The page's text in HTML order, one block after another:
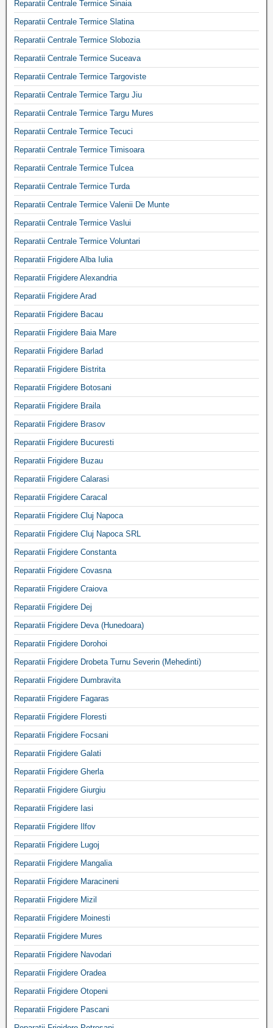
Reparatii Centrale Termice Sinaia
Reparatii Centrale Termice Slatina
Reparatii Centrale Termice Slobozia
Reparatii Centrale Termice Suceava
Reparatii Centrale Termice Targoviste
Reparatii Centrale Termice Targu Jiu
Reparatii Centrale Termice Targu Mures
Reparatii Centrale Termice Tecuci
Reparatii Centrale Termice Timisoara
Reparatii Centrale Termice Tulcea
Reparatii Centrale Termice Turda
Reparatii Centrale Termice Valenii De Munte
Reparatii Centrale Termice Vaslui
Reparatii Centrale Termice Voluntari
Reparatii Frigidere Alba Iulia
Reparatii Frigidere Alexandria
Reparatii Frigidere Arad
Reparatii Frigidere Bacau
Reparatii Frigidere Baia Mare
Reparatii Frigidere Barlad
Reparatii Frigidere Bistrita
Reparatii Frigidere Botosani
Reparatii Frigidere Braila
Reparatii Frigidere Brasov
Reparatii Frigidere Bucuresti
Reparatii Frigidere Buzau
Reparatii Frigidere Calarasi
Reparatii Frigidere Caracal
Reparatii Frigidere Cluj Napoca
Reparatii Frigidere Cluj Napoca SRL
Reparatii Frigidere Constanta
Reparatii Frigidere Covasna
Reparatii Frigidere Craiova
Reparatii Frigidere Dej
Reparatii Frigidere Deva (Hunedoara)
Reparatii Frigidere Dorohoi
Reparatii Frigidere Drobeta Turnu Severin (Mehedinti)
Reparatii Frigidere Dumbravita
Reparatii Frigidere Fagaras
Reparatii Frigidere Floresti
Reparatii Frigidere Focsani
Reparatii Frigidere Galati
Reparatii Frigidere Gherla
Reparatii Frigidere Giurgiu
Reparatii Frigidere Iasi
Reparatii Frigidere Ilfov
Reparatii Frigidere Lugoj
Reparatii Frigidere Mangalia
Reparatii Frigidere Maracineni
Reparatii Frigidere Mizil
Reparatii Frigidere Moinesti
Reparatii Frigidere Mures
Reparatii Frigidere Navodari
Reparatii Frigidere Oradea
Reparatii Frigidere Otopeni
Reparatii Frigidere Pascani